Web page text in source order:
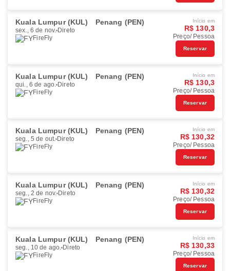
Kuala Lumpur (KUL) Penang (PEN)
sex., 6 de nov. Direto
FireFly
Início em
R$ 130,3
Preço/ Pessoa
Reservar
Kuala Lumpur (KUL) Penang (PEN)
qui., 6 de ago. Direto
FireFly
Início em
R$ 130,3
Preço/ Pessoa
Reservar
Kuala Lumpur (KUL) Penang (PEN)
seg., 5 de out. Direto
FireFly
Início em
R$ 130,32
Preço/ Pessoa
Reservar
Kuala Lumpur (KUL) Penang (PEN)
seg., 2 de nov. Direto
FireFly
Início em
R$ 130,32
Preço/ Pessoa
Reservar
Kuala Lumpur (KUL) Penang (PEN)
seg., 10 de ago. Direto
FireFly
Início em
R$ 130,33
Preço/ Pessoa
Reservar